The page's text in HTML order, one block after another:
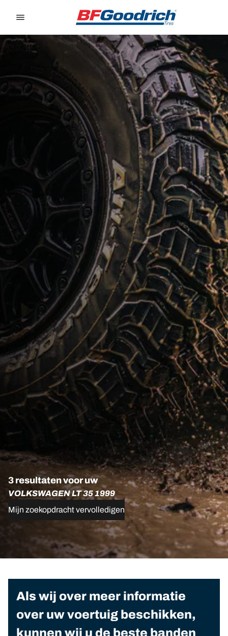
3 resultaten voor uw
VOLKSWAGEN LT 35 1999
Mijn zoekopdracht vervolledigen
Als wij over meer informatie
over uw voertuig beschikken,
kunnen wij u de beste banden